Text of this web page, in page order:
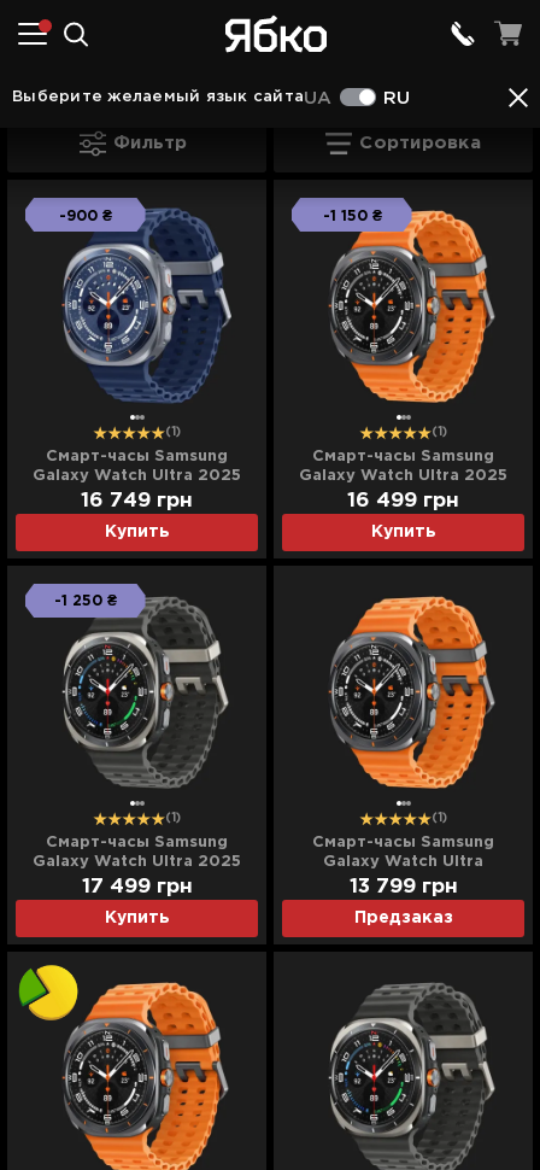
Выберите желаемый язык сайтаUA RU
Смарт-часы во Львове Смарт-часы Samsung
Samsung Galaxy Watch Ultra во Львове
Фильтр Сортировка
-900 ₴
(1)
Смарт-часы Samsung
Galaxy Watch Ultra 2025
(Titanium Blue) (Standard)
Купить
16 749 грн
-1 150 ₴
(1)
Смарт-часы Samsung
Galaxy Watch Ultra 2025
(Titanium Gray) (Standard)
Купить
16 499 грн
-1 250 ₴
(1)
Смарт-часы Samsung
Galaxy Watch Ultra 2025
(Titanium Silver) (Standard)
Купить
17 499 грн
(1)
Смарт-часы Samsung
Galaxy Watch Ultra
(Titanium Gray) (Standard)
Предзаказ
13 799 грн